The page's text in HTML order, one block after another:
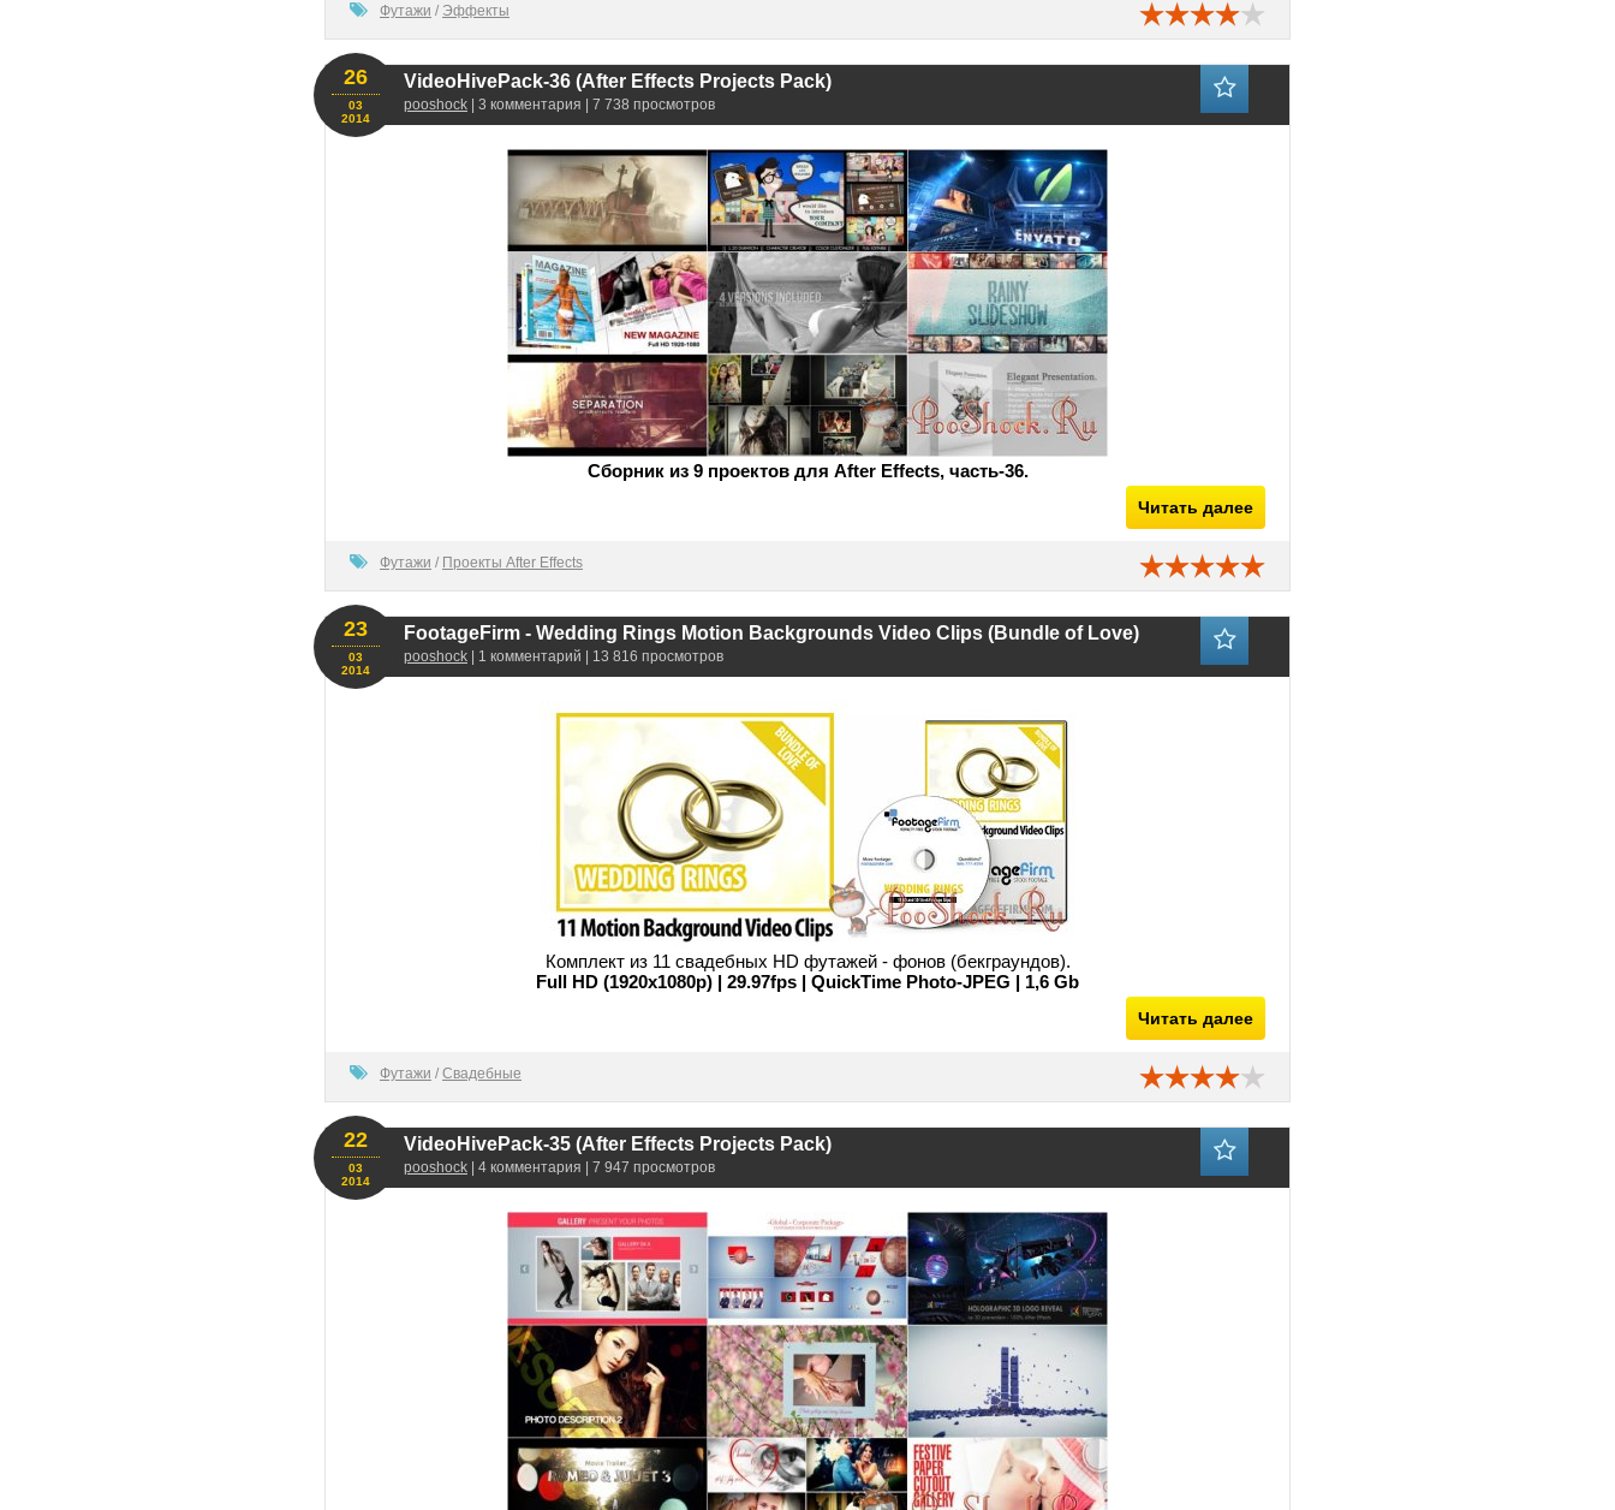
Футажи / Эффекты
VideoHivePack-36 (After Effects Projects Pack)
pooshock | 3 комментария | 7 738 просмотров
26
03
2014
Сборник из 9 проектов для After Effects, часть-36.
Читать далее
Футажи / Проекты After Effects
FootageFirm - Wedding Rings Motion Backgrounds Video Clips (Bundle of Love)
pooshock | 1 комментарий | 13 816 просмотров
23
03
2014
Комплект из 11 свадебных HD футажей - фонов (бекграундов).
Full HD (1920x1080p) | 29.97fps | QuickTime Photo-JPEG | 1,6 Gb
Читать далее
Футажи / Свадебные
VideoHivePack-35 (After Effects Projects Pack)
pooshock | 4 комментария | 7 947 просмотров
22
03
2014